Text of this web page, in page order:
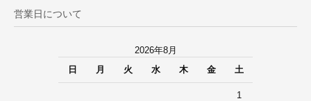
営業日について
2026年8月
日
月 火 水 木 金 土
1